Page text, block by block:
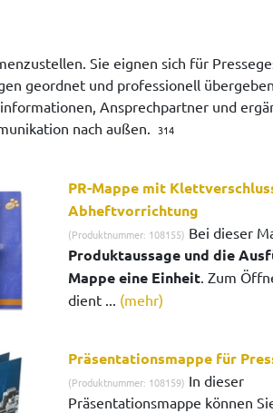
Sie eignen sich für
geordnet und professionell
Ansprechpartner und
nach außen.
314
PR-Mappe mit
Abheftvorrichtung
(Produktnummer: 108155) Bei dieser
Produktaussage und die
Mappe eine Einheit. Zum
dient ... (mehr)
Präsentationsmappe für
(Produktnummer: 108159) In dieser
Präsentationsmappe können